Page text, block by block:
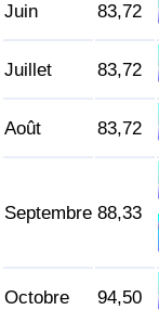
Juin 83,72
Juillet 83,72
Août 83,72
Septembre 88,33
Octobre 94,50
Indice de Trafic
Indice de Trafic
Indice de Trafic